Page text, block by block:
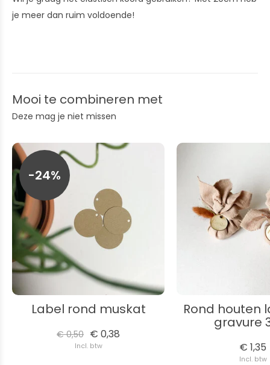
je meer dan ruim voldoende!
Mooi te combineren met
Deze mag je niet missen
-24%
Label rond muskat
€ 0,50 € 0,38
Incl. btw
Rond houten
gravure
€ 1,35
Incl. btw